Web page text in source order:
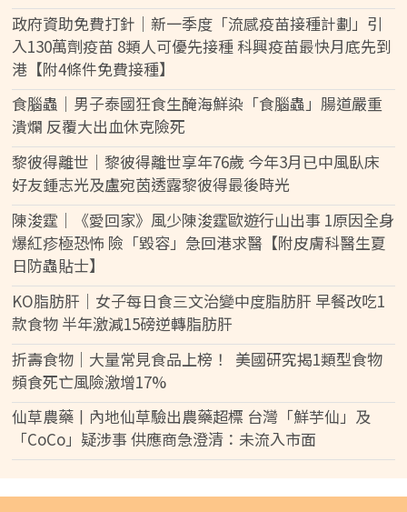
政府資助免費打針｜新一季度「流感疫苗接種計劃」引
入130萬劑疫苗 8類人可優先接種 科興疫苗最快月底先到
港【附4條件免費接種】
食腦蟲｜男子泰國狂食生醃海鮮染「食腦蟲」腸道嚴重
潰爛 反覆大出血休克險死
黎彼得離世｜黎彼得離世享年76歲 今年3月已中風臥床
好友鍾志光及盧宛茵透露黎彼得最後時光
陳浚霆｜《愛回家》風少陳浚霆歐遊行山出事 1原因全身
爆紅疹極恐怖 險「毀容」急回港求醫【附皮膚科醫生夏
日防蟲貼士】
KO脂肪肝｜女子每日食三文治變中度脂肪肝 早餐改吃1
款食物 半年激減15磅逆轉脂肪肝
折壽食物｜大量常見食品上榜！ 美國研究揭1類型食物
頻食死亡風險激增17%
仙草農藥丨內地仙草驗出農藥超標 台灣「鮮芋仙」及
「CoCo」疑涉事 供應商急澄清：未流入市面